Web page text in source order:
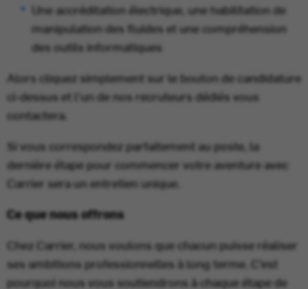
Une accréditation électrique, une habilitation de
manipulation des fluides et une compréhension
des outils informatiques
Alors cliquez simplement sur le bouton de candidature
ci-dessus et l’un de nos recruteurs dédiés vous
contactera.
Si vous correspondez parfaitement au poste, la
dernière étape pour commencer votre aventure avec
Carrier sera un entretien unique.
Ce que nous offrons
Chez Carrier, nous voulons que chacun puisse réaliser
ses ambitions professionnelles à long terme. C’est
pourquoi nous vous soutiendrons à chaque étape de